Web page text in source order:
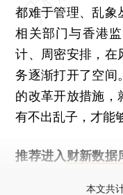
都难于管理、乱象
相关部门与香港
计、周密安排，在
务逐渐打开了空间
的改革开放措施，
有不出乱子，才能
推荐进入 财新数据
本文共